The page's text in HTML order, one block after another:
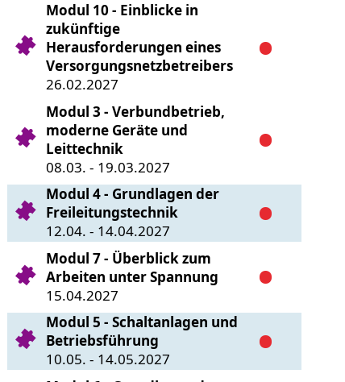
Modul 10 - Einblicke in
zukünftige
Herausforderungen eines
Versorgungsnetzbetreibers
26.02.2027
Modul 3 - Verbundbetrieb,
moderne Geräte und
Leittechnik
08.03. - 19.03.2027
Modul 4 - Grundlagen der
Freileitungstechnik
12.04. - 14.04.2027
Modul 7 - Überblick zum
Arbeiten unter Spannung
15.04.2027
Modul 5 - Schaltanlagen und
Betriebsführung
10.05. - 14.05.2027